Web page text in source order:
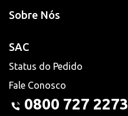
Sobre Nós
SAC
Status do Pedido
Fale Conosco
0800 727 2273